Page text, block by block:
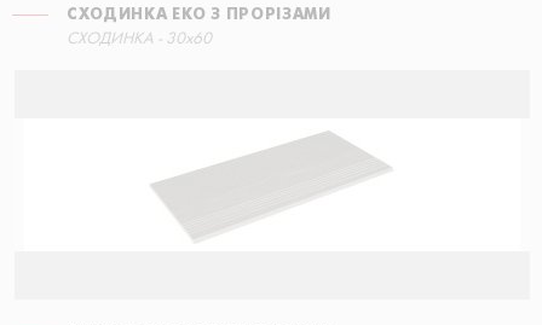
СХОДИНКА ЕКО З ПРОРІЗАМИ
СХОДИНКА - 30x60
СХОДИНКА КУТОВА ПРАВА
15x34,5